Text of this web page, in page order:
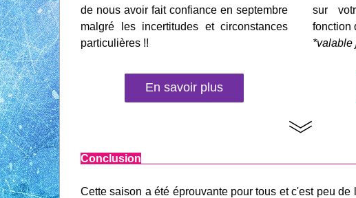
de nous avoir fait confiance en septembre
malgré les incertitudes et circonstances
particulières !!
En savoir plus
sur
fonction
*valable
Conclusion
Cette saison a été éprouvante pour tous et c'est peu de